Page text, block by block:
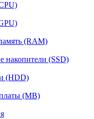
(RAM)
накопители (SSD)
(HDD)
(MB)